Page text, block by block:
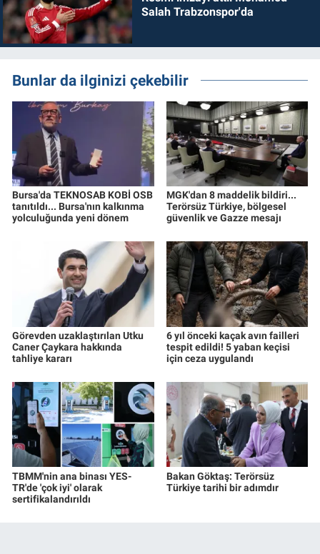
Salah Trabzonspor'da
Bunlar da ilginizi çekebilir
Bursa'da TEKNOSAB KOBİ OSB
tanıtıldı... Bursa'nın kalkınma
yolculuğunda yeni dönem
MGK'dan 8 maddelik bildiri...
Terörsüz Türkiye, bölgesel
güvenlik ve Gazze mesajı
Görevden uzaklaştırılan Utku
Caner Çaykara hakkında
tahliye kararı
6 yıl önceki kaçak avın failleri
tespit edildi! 5 yaban keçisi
için ceza uygulandı
TBMM'nin ana binası YES-
TR'de 'çok iyi' olarak
sertifikalandırıldı
Bakan Göktaş: Terörsüz
Türkiye tarihi bir adımdır